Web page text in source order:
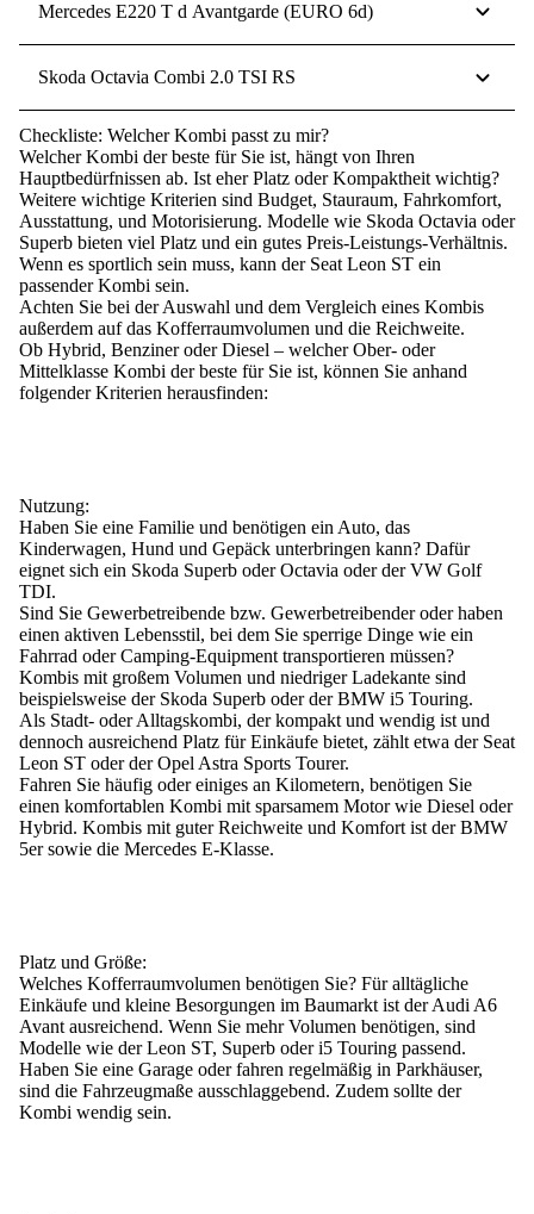
Mercedes E220 T d Avantgarde (EURO 6d)
Skoda Octavia Combi 2.0 TSI RS
Checkliste: Welcher Kombi passt zu mir?
Welcher Kombi der beste für Sie ist, hängt von Ihren
Hauptbedürfnissen ab. Ist eher Platz oder Kompaktheit wichtig?
Weitere wichtige Kriterien sind Budget, Stauraum, Fahrkomfort,
Ausstattung, und Motorisierung. Modelle wie Skoda Octavia oder
Superb bieten viel Platz und ein gutes Preis-Leistungs-Verhältnis.
Wenn es sportlich sein muss, kann der Seat Leon ST ein
passender Kombi sein.
Achten Sie bei der Auswahl und dem Vergleich eines Kombis
außerdem auf das Kofferraumvolumen und die Reichweite.
Ob Hybrid, Benziner oder Diesel – welcher Ober- oder
Mittelklasse Kombi der beste für Sie ist, können Sie anhand
folgender Kriterien herausfinden:
Nutzung:
Haben Sie eine Familie und benötigen ein Auto, das
Kinderwagen, Hund und Gepäck unterbringen kann? Dafür
eignet sich ein Skoda Superb oder Octavia oder der VW Golf
TDI.
Sind Sie Gewerbetreibende bzw. Gewerbetreibender oder haben
einen aktiven Lebensstil, bei dem Sie sperrige Dinge wie ein
Fahrrad oder Camping-Equipment transportieren müssen?
Kombis mit großem Volumen und niedriger Ladekante sind
beispielsweise der Skoda Superb oder der BMW i5 Touring.
Als Stadt- oder Alltagskombi, der kompakt und wendig ist und
dennoch ausreichend Platz für Einkäufe bietet, zählt etwa der Seat
Leon ST oder der Opel Astra Sports Tourer.
Fahren Sie häufig oder einiges an Kilometern, benötigen Sie
einen komfortablen Kombi mit sparsamem Motor wie Diesel oder
Hybrid. Kombis mit guter Reichweite und Komfort ist der BMW
5er sowie die Mercedes E-Klasse.
Platz und Größe:
Welches Kofferraumvolumen benötigen Sie? Für alltägliche
Einkäufe und kleine Besorgungen im Baumarkt ist der Audi A6
Avant ausreichend. Wenn Sie mehr Volumen benötigen, sind
Modelle wie der Leon ST, Superb oder i5 Touring passend.
Haben Sie eine Garage oder fahren regelmäßig in Parkhäuser,
sind die Fahrzeugmaße ausschlaggebend. Zudem sollte der
Kombi wendig sein.